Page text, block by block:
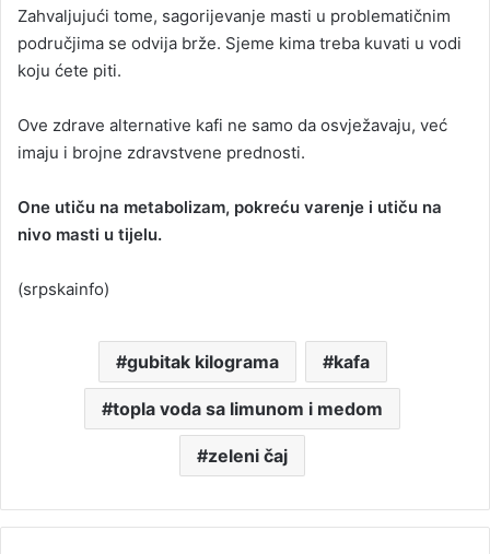
Zahvaljujući tome, sagorijevanje masti u problematičnim
područjima se odvija brže. Sjeme kima treba kuvati u vodi
koju ćete piti.
Ove zdrave alternative kafi ne samo da osvježavaju, već
imaju i brojne zdravstvene prednosti.
One utiču na metabolizam, pokreću varenje i utiču na
nivo masti u tijelu.
(srpskainfo)
gubitak kilograma kafa
topla voda sa limunom i medom
zeleni čaj